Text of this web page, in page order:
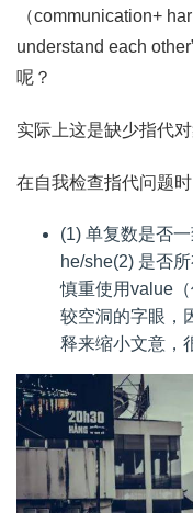
（communication+
understand each
呢？
实际上这是缺少指代对
在自我检查指代问题
(1) 单复数是否
he/she(2) 是否
慎重使用value
较空洞的字眼，
释来缩小文意，